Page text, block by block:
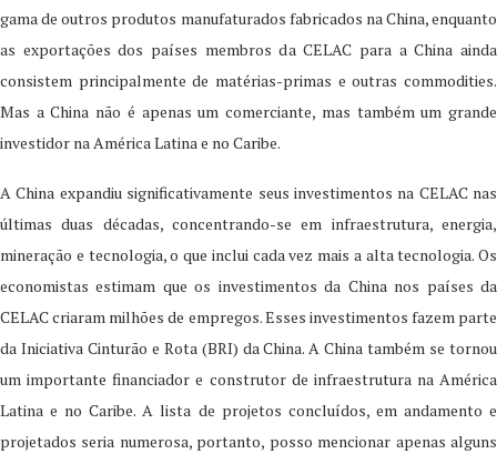
gama de outros produtos manufaturados fabricados na China, enquanto
as exportações dos países membros da CELAC para a China ainda
consistem principalmente de matérias-primas e outras commodities.
Mas a China não é apenas um comerciante, mas também um grande
investidor na América Latina e no Caribe.
A China expandiu significativamente seus investimentos na CELAC nas
últimas duas décadas, concentrando-se em infraestrutura, energia,
mineração e tecnologia, o que inclui cada vez mais a alta tecnologia. Os
economistas estimam que os investimentos da China nos países da
CELAC criaram milhões de empregos. Esses investimentos fazem parte
da Iniciativa Cinturão e Rota (BRI) da China. A China também se tornou
um importante financiador e construtor de infraestrutura na América
Latina e no Caribe. A lista de projetos concluídos, em andamento e
projetados seria numerosa, portanto, posso mencionar apenas alguns